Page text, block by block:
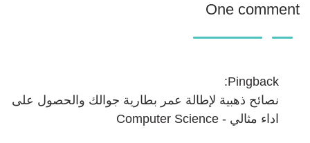
One comment
Pingback:
نصائح ذهبية لإطالة عمر بطارية جوالك والحصول على
اداء مثالي - Computer Science